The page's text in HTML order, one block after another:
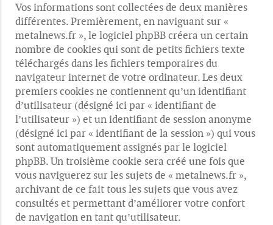
Vos informations sont collectées de deux manières
différentes. Premièrement, en naviguant sur «
metalnews.fr », le logiciel phpBB créera un certain
nombre de cookies qui sont de petits fichiers texte
téléchargés dans les fichiers temporaires du
navigateur internet de votre ordinateur. Les deux
premiers cookies ne contiennent qu’un identifiant
d’utilisateur (désigné ici par « identifiant de
l’utilisateur ») et un identifiant de session anonyme
(désigné ici par « identifiant de la session ») qui vous
sont automatiquement assignés par le logiciel
phpBB. Un troisième cookie sera créé une fois que
vous naviguerez sur les sujets de « metalnews.fr »,
archivant de ce fait tous les sujets que vous avez
consultés et permettant d’améliorer votre confort
de navigation en tant qu’utilisateur.